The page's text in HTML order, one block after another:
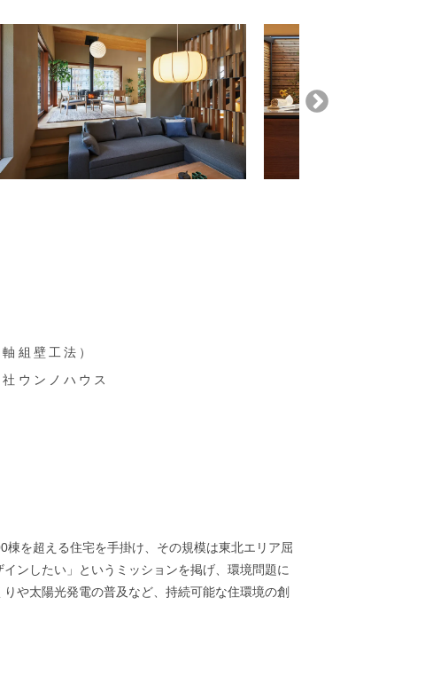
組壁工法）
ウンノハウス
棟を超える住宅を手掛け、その規模は東北エリア屈
ンしたい」というミッションを掲げ、環境問題に
や太陽光発電の普及など、持続可能な住環境の創